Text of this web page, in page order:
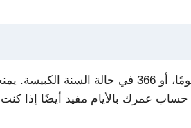
يمكنك بسهولة حساب عمرك بالأيام من خلال ضرب عدد
عمرك بالأيام مفيد أيضًا إذا كنت